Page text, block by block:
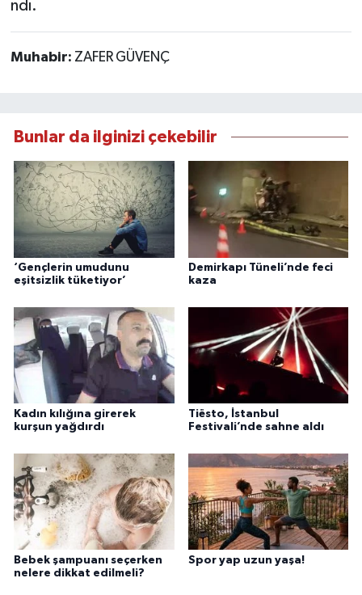
ndı.
Muhabir: ZAFER GÜVENÇ
Bunlar da ilginizi çekebilir
‘Gençlerin umudunu
eşitsizlik tüketiyor’
Demirkapı Tüneli’nde feci
kaza
Kadın kılığına girerek
kurşun yağdırdı
Tiësto, İstanbul
Festivali’nde sahne aldı
Bebek şampuanı seçerken
nelere dikkat edilmeli?
Spor yap uzun yaşa!